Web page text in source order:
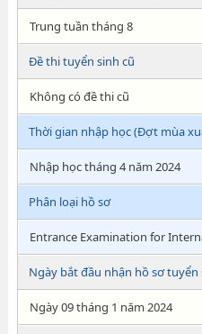
Trung tuần tháng 8
Đề thi tuyển sinh cũ
Không có đề thi cũ
Thời gian nhập học (Đợt mùa
Nhập học tháng 4 năm 2024
Phân loại hồ sơ
Entrance Examination for
Ngày bắt đầu nhận hồ sơ tuyển
Ngày 09 tháng 1 năm 2024